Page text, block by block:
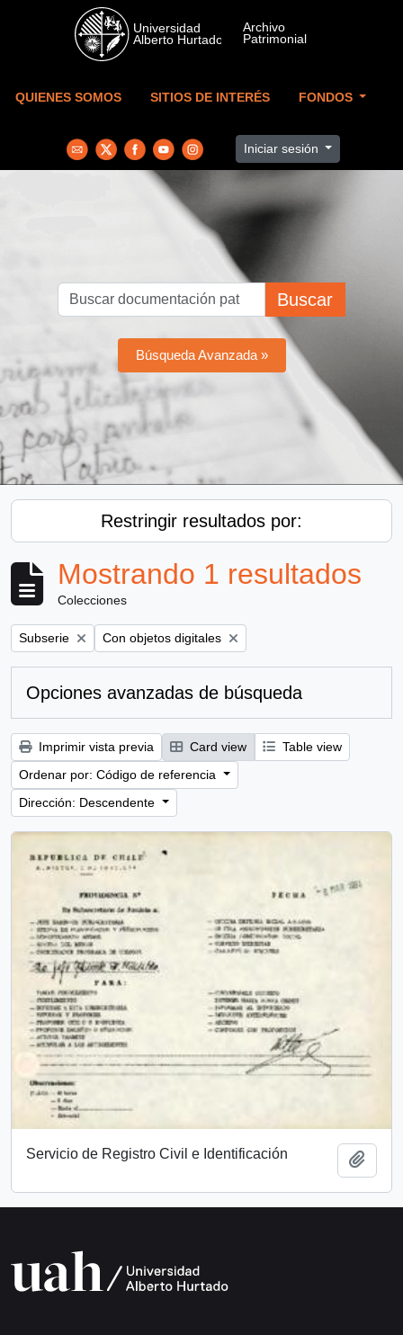
Skip to main content
QUIENES SOMOS SITIOS DE INTERÉS FONDOS
Iniciar sesión
Buscar
Búsqueda Avanzada »
Restringir resultados por:
Mostrando 1 resultados
Colecciones
Remove filter:
Subserie Remove filter:
Con objetos digitales
Opciones avanzadas de búsqueda
Imprimir vista previa Card view
Table view
Ordenar por: Código de referencia
Dirección: Descendente
Servicio de Registro Civil e Identificación